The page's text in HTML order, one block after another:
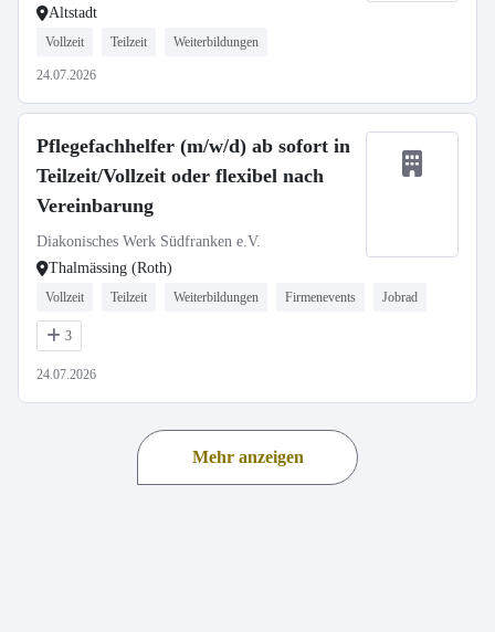
Altstadt
Vollzeit Teilzeit Weiterbildungen
24.07.2026
Pflegefachhelfer (m/w/d) ab sofort in
Teilzeit/Vollzeit oder flexibel nach
Vereinbarung
Diakonisches Werk Südfranken e.V.
Thalmässing (Roth)
Vollzeit Teilzeit Weiterbildungen Firmenevents Jobrad
3
24.07.2026
Mehr anzeigen